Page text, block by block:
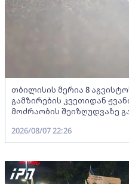
თბილისის მერია 8
გამზირების კვეთიდან
მოძრაობის შეიზღუდვაზე
2026/08/07 22:26